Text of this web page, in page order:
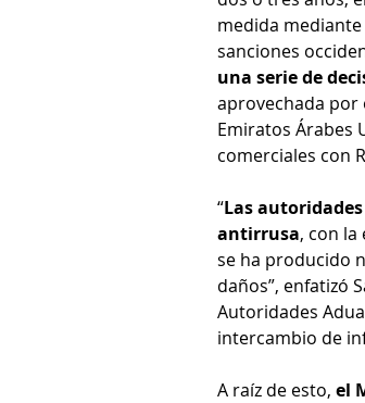
medida
sanciones
una serie de
aprovechada por
Emiratos Árabes
comerciales con
“Las
antirrusa, con la
se ha producido
daños”, enfatizó
Autoridades
intercambio de
A raíz de esto, el